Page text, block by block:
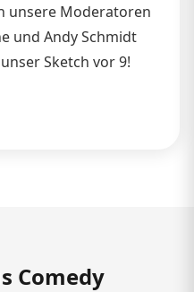
unsere Moderatoren
und Andy Schmidt
Sketch vor 9!
Comedy